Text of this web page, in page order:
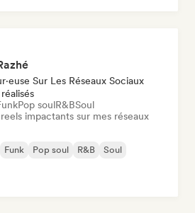
Sur Les Réseaux Sociaux
Pop soulR&BSoul
impactants sur mes réseaux
Funk Pop soul R&B
Soul